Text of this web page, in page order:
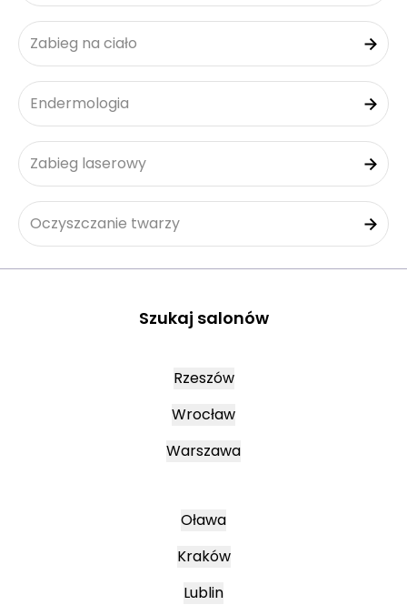
Zabieg na ciało
Endermologia
Zabieg laserowy
Oczyszczanie twarzy
Szukaj salonów
Rzeszów
Wrocław
Warszawa
Oława
Kraków
Lublin